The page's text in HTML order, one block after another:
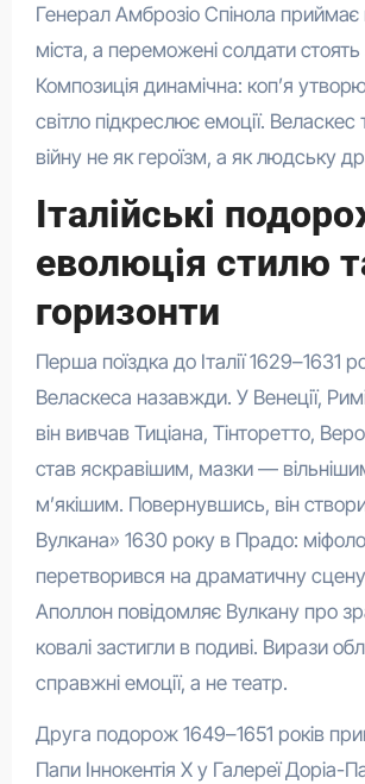
Генерал Амброзіо Спінола приймає
міста, а переможені солдати стоять
Композиція динамічна: коп’я
світло підкреслює емоції. Веласкес
війну не як героїзм, а як людську
Італійські
еволюція стилю
горизонти
Перша поїздка до Італії 1629–1631
Веласкеса назавжди. У Венеції,
він вивчав Тиціана, Тінторетто,
став яскравішим, мазки —
м’якішим. Повернувшись, він
Вулкана» 1630 року в Прадо:
перетворився на драматичну
Аполлон повідомляє Вулкану про
ковалі застигли в подиві. Вирази
справжні емоції, а не театр.
Друга подорож 1649–1651 років
Папи Іннокентія X у Галереї Доріа-